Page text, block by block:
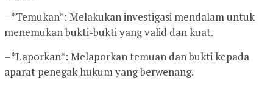
– *Temukan*: Melakukan investigasi mendalam untuk
menemukan bukti-bukti yang valid dan kuat.
– *Laporkan*: Melaporkan temuan dan bukti kepada
aparat penegak hukum yang berwenang.